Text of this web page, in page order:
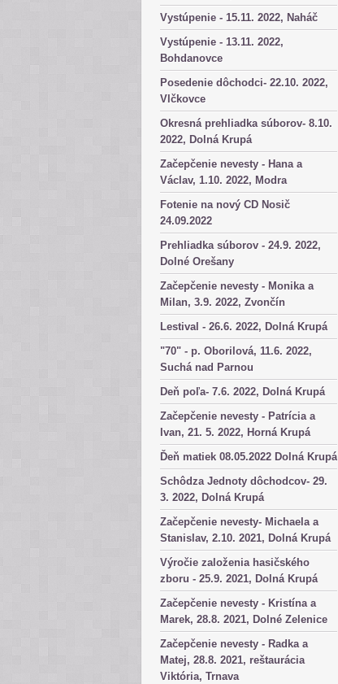
Vystúpenie - 15.11. 2022, Naháč
Vystúpenie - 13.11. 2022,
Bohdanovce
Posedenie dôchodci- 22.10. 2022,
Vlčkovce
Okresná prehliadka súborov- 8.10.
2022, Dolná Krupá
Začepčenie nevesty - Hana a
Václav, 1.10. 2022, Modra
Fotenie na nový CD Nosič
24.09.2022
Prehliadka súborov - 24.9. 2022,
Dolné Orešany
Začepčenie nevesty - Monika a
Milan, 3.9. 2022, Zvončín
Lestival - 26.6. 2022, Dolná Krupá
"70" - p. Oborilová, 11.6. 2022,
Suchá nad Parnou
Deň poľa- 7.6. 2022, Dolná Krupá
Začepčenie nevesty - Patrícia a
Ivan, 21. 5. 2022, Horná Krupá
Ďeň matiek 08.05.2022 Dolná Krupá
Schôdza Jednoty dôchodcov- 29.
3. 2022, Dolná Krupá
Začepčenie nevesty- Michaela a
Stanislav, 2.10. 2021, Dolná Krupá
Výročie založenia hasičského
zboru - 25.9. 2021, Dolná Krupá
Začepčenie nevesty - Kristína a
Marek, 28.8. 2021, Dolné Zelenice
Začepčenie nevesty - Radka a
Matej, 28.8. 2021, reštaurácia
Viktória, Trnava